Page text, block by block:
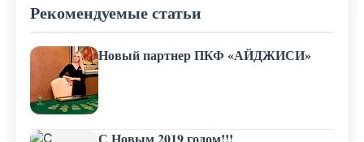
Рекомендуемые статьи
Новый партнер ПКФ «АЙДЖИСИ»